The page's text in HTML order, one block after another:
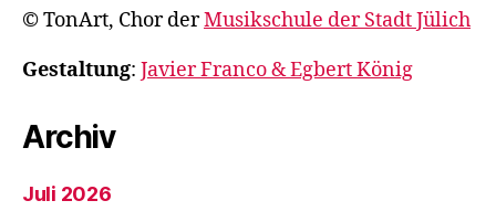
© TonArt, Chor derMusikschule der Stadt Jülich
Gestaltung: Javier Franco & Egbert König
Archiv
Juli 2026